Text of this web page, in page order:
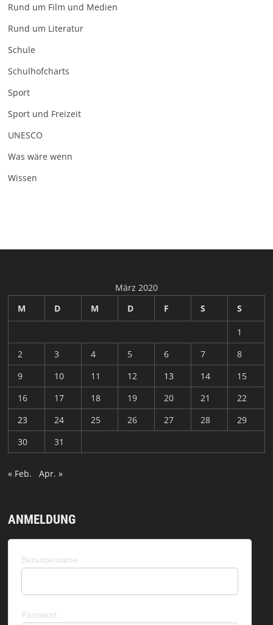
Rund um Film und Medien
Rund um Literatur
Schule
Schulhofcharts
Sport
Sport und Freizeit
UNESCO
Was wäre wenn
Wissen
März 2020
M
D M D F S S
1
2
3 4 5 6 7
8
9
10 11 12 13 14
15
16
17 18 19 20 21
22
23
24 25 26 27 28
29
30
31
« Feb. Apr. »
ANMELDUNG
Benutzername
Passwort